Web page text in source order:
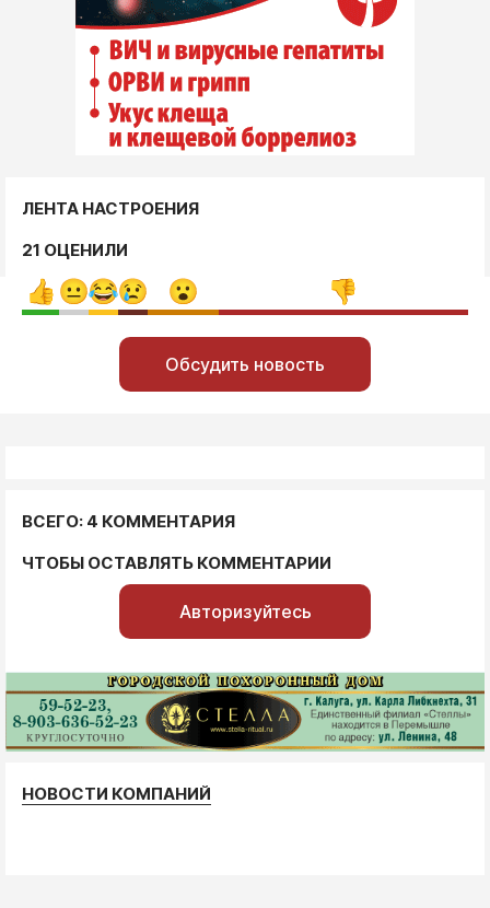
ЛЕНТА НАСТРОЕНИЯ
21 ОЦЕНИЛИ
Обсудить новость
ВСЕГО: 4 КОММЕНТАРИЯ
ЧТОБЫ ОСТАВЛЯТЬ КОММЕНТАРИИ
Авторизуйтесь
НОВОСТИ КОМПАНИЙ